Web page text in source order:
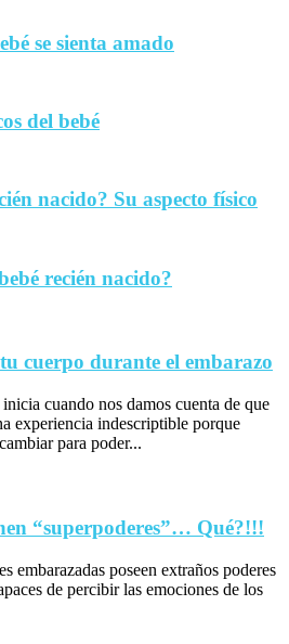
se sienta amado
del bebé
nacido? Su aspecto físico
recién nacido?
cuerpo durante el embarazo
cuando nos damos cuenta de que
experiencia indescriptible porque
para poder...
“superpoderes”… Qué?!!!
embarazadas poseen extraños poderes
de percibir las emociones de los